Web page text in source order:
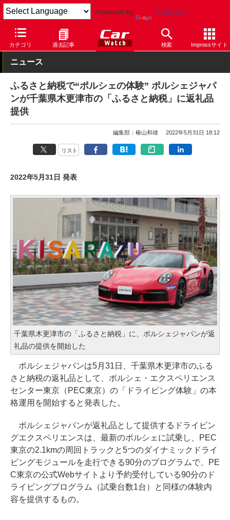
Powered by Translate
カテゴリ 過去記事 検索 Impressサイト
Car Watch 自動車 ポルシェ
ニュース
ふるさと納税で“ポルシェの体験” ポルシェジャパ
ンが千葉県木更津市の「ふるさと納税」に返礼品
提供
編集部：椿山和雄 2022年5月31日 18:12
リスト
2022年5月31日 発表
千葉県木更津市の「ふるさと納税」に、ポルシェジャパンが返
礼品の提供を開始した
ポルシェジャパンは5月31日、千葉県木更津市のふる
さと納税の返礼品として、ポルシェ・エクスペリエンス
センター東京（PEC東京）の「ドライビング体験」の本
格運用を開始すると発表した。
ポルシェジャパンが返礼品として提供するドライビン
グエクスペリエンスは、最新のポルシェに試乗し、PEC
東京の2.1kmの周回トラックと5つのダイナミックドライ
ビングモジュールを走行できる90分のプログラムで、PE
C東京の公式Webサイトより予約受付している90分のド
ライビングプログラム（試乗台数1台）と同様の体験内
容を提供するもの。